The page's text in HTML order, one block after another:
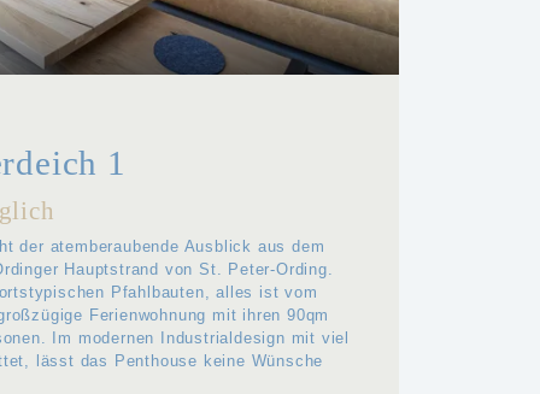
1
der atemberaubende Ausblick aus dem
Hauptstrand von St. Peter-Ording.
Pfahlbauten, alles ist vom
Ferienwohnung mit ihren 90qm
Im modernen Industrialdesign mit viel
lässt das Penthouse keine Wünsche